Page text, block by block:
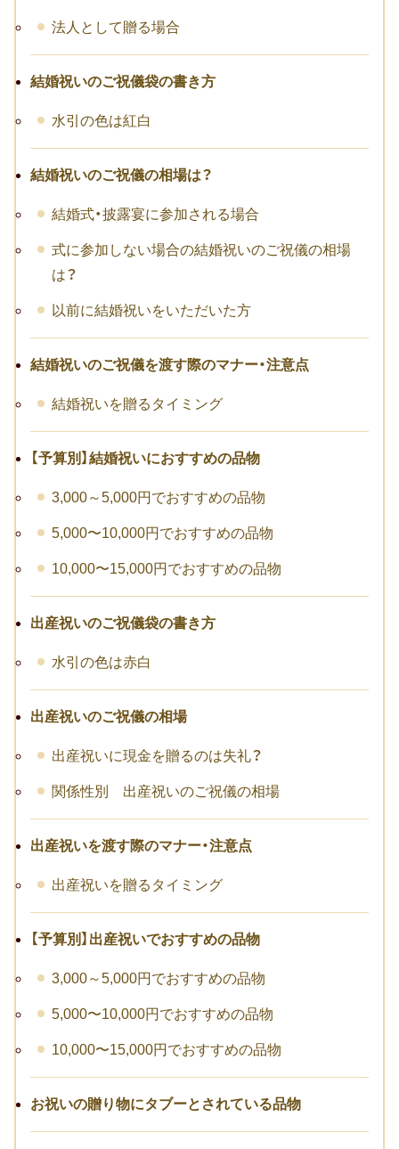
開店・移転祝い
昇進・栄転祝い
叙勲祝い
永年勤続表彰
長寿祝い
百寿
卒寿祝い
白寿祝い
還暦祝い
古希祝い
喜寿祝い
米寿祝い
出産祝い
誕生祝い
新築祝い
退院祝い
銀婚式
法人として贈る場合
結婚祝いのご祝儀袋の書き方
水引の色は紅白
結婚祝いのご祝儀の相場は？
結婚式・披露宴に参加される場合
式に参加しない場合の結婚祝いのご祝儀の相場
は？
以前に結婚祝いをいただいた方
結婚祝いのご祝儀を渡す際のマナー・注意点
結婚祝いを贈るタイミング
【予算別】結婚祝いにおすすめの品物
3,000～5,000円でおすすめの品物
5,000〜10,000円でおすすめの品物
10,000〜15,000円でおすすめの品物
出産祝いのご祝儀袋の書き方
水引の色は赤白
出産祝いのご祝儀の相場
出産祝いに現金を贈るのは失礼？
関係性別 出産祝いのご祝儀の相場
出産祝いを渡す際のマナー・注意点
出産祝いを贈るタイミング
【予算別】出産祝いでおすすめの品物
3,000～5,000円でおすすめの品物
5,000〜10,000円でおすすめの品物
10,000〜15,000円でおすすめの品物
お祝いの贈り物にタブーとされている品物